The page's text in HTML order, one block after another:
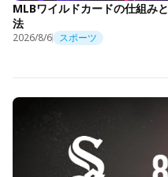
MLBワイルドカードの仕組み
法
2026/8/6 スポーツ